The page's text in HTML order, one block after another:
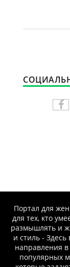
Портал для
для тех, кто
размышлять и
и стиль -
направления
популярных